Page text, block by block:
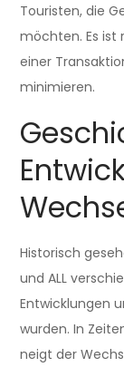
Touristen, die
möchten. Es ist
einer
minimieren.
Historisch
und ALL
Entwicklungen
wurden. In
neigt der